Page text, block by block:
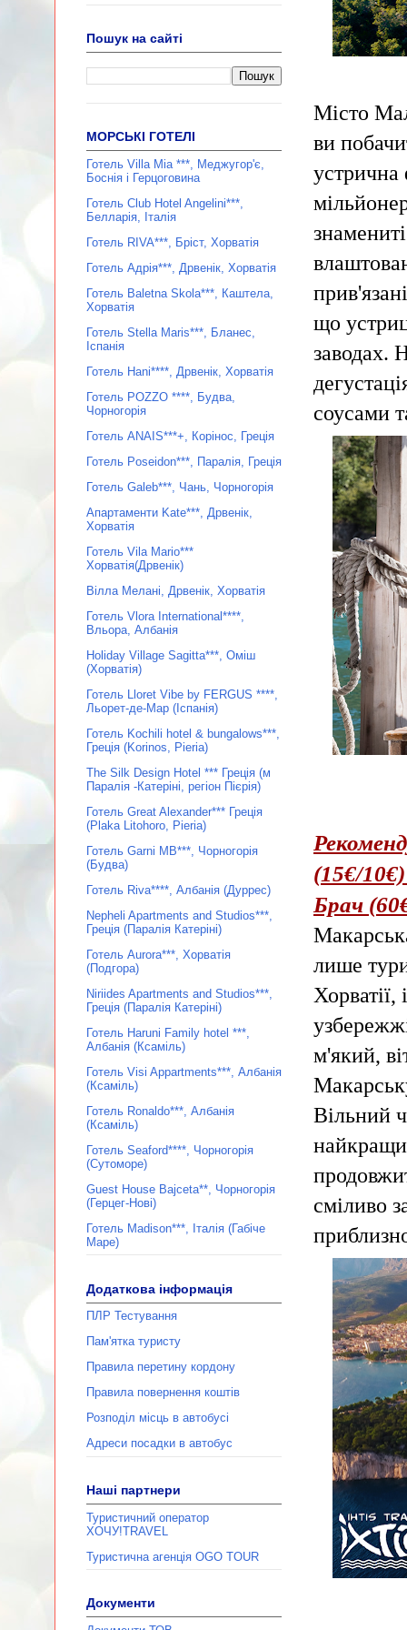
Місто
ви
устрична
що
заводах.
соусами
(15€/
Брач
лише
м'який,
Вільний
сміливо
Пошук на сайті
МОРСЬКІ ГОТЕЛІ
Готель Villa Mia ***, Меджугор'є,
Боснія і Герцоговина
Готель Club Hotel Angelini***,
Белларія, Італія
Готель RIVA***, Бріст, Хорватія
Готель Адрія***, Дрвенік, Хорватія
Готель Baletna Skola***, Каштела,
Хорватія
Готель Stella Maris***, Бланес,
Іспанія
Готель Hani****, Дрвенік, Хорватія
Готель POZZO ****, Будва,
Чорногорія
Готель ANAIS***+, Корінос, Греція
Готель Poseidon***, Паралія, Греція
Готель Galeb***, Чань, Чорногорія
Апартаменти Kate***, Дрвенік,
Хорватія
Готель Vila Mario***
Хорватія(Дрвенік)
Вілла Мелані, Дрвенік, Хорватія
Готель Vlora International****,
Вльора, Албанія
Holiday Village Sagitta***, Оміш
(Хорватія)
Готель Lloret Vibe by FERGUS ****,
Льорет-де-Мар (Іспанія)
Готель Kochili hotel & bungalows***,
Греція (Korinos, Pieria)
The Silk Design Hotel *** Греція (м
Паралія -Катеріні, регіон Пієрія)
Готель Great Alexander*** Греція
(Plaka Litohoro, Pieria)
Готель Garni MB***, Чорногорія
(Будва)
Готель Riva****, Албанія (Дуррес)
Nepheli Apartments and Studios***,
Греція (Паралія Катеріні)
Готель Aurora***, Хорватія
(Подгора)
Niriides Apartments and Studios***,
Греція (Паралія Катеріні)
Готель Haruni Family hotel ***,
Албанія (Ксаміль)
Готель Visi Appartments***, Албанія
(Ксаміль)
Готель Ronaldo***, Албанія
(Ксаміль)
Готель Seaford****, Чорногорія
(Сутоморе)
Guest House Bajceta**, Чорногорія
(Герцег-Нові)
Готель Madison***, Італія (Габіче
Маре)
Додаткова інформація
ПЛР Тестування
Пам'ятка туристу
Правила перетину кордону
Правила повернення коштів
Розподіл місць в автобусі
Адреси посадки в автобус
Наші партнери
Туристичний оператор
ХОЧУ!TRAVEL
Туристична агенція ОGО TOUR
Документи